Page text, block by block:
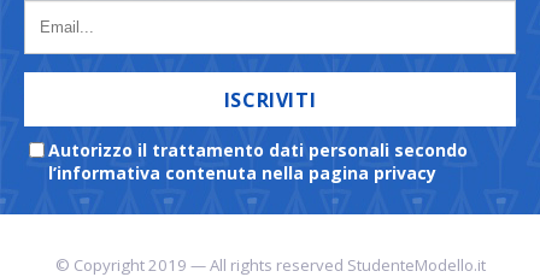
ISCRIVITI
Autorizzo il trattamento dati personali secondo
l’informativa contenuta nella pagina privacy
© Copyright 2019 — All rights reserved StudenteModello.it